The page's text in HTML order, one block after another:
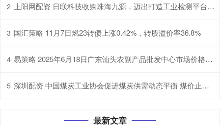
2 上阳网配资 日联科技收购珠海九源，迈出打造工业检测平台型企业的关键一步
3 国汇策略 11月7日燃23转债上涨0.42%，转股溢价率36.8%
4 易策略 2025年6月18日广东汕头农副产品批发中心市场价格行情
5 深圳配资 中国煤炭工业协会促进煤炭供需动态平衡 煤价止跌曙光初现
最新文章